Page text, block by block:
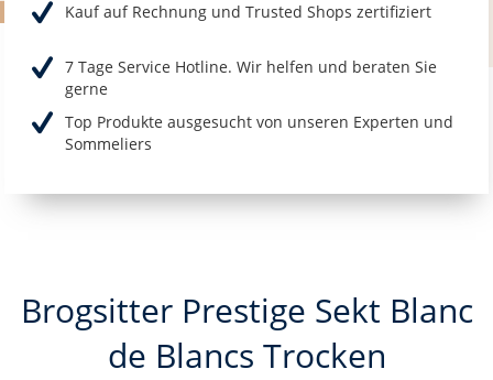
Kauf auf Rechnung und Trusted Shops zertifiziert
7 Tage Service Hotline. Wir helfen und beraten Sie
gerne
Top Produkte ausgesucht von unseren Experten und
Sommeliers
Brogsitter Prestige Sekt Blanc
de Blancs Trocken